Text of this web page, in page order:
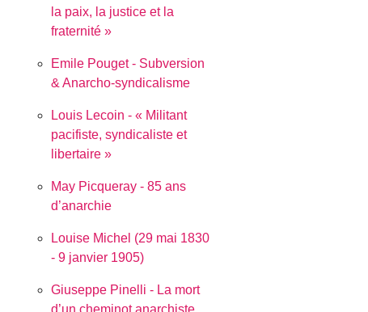
la paix, la justice et la
fraternité
Emile Pouget - Subversion
& Anarcho-syndicalisme
Louis Lecoin - « Militant
pacifiste, syndicaliste et
libertaire »
May Picqueray - 85 ans
d’anarchie
Louise Michel (29 mai 1830
- 9 janvier 1905)
Giuseppe Pinelli - La mort
d’un cheminot anarchiste